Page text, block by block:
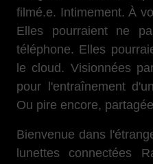
filmé.e. Intimement. À
Elles pourraient ne
téléphone. Elles
le cloud. Visionnées
pour l'entraînement
Ou pire encore,
Bienvenue dans
lunettes connectées